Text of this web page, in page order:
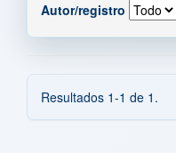
Autor/registro
Resultados 1-1 de 1.